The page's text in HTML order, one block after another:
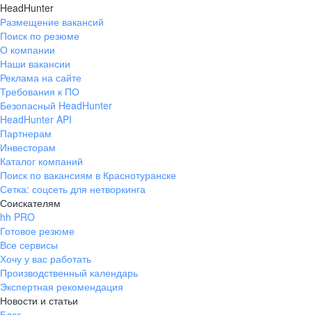
HeadHunter
Размещение вакансий
Поиск по резюме
О компании
Наши вакансии
Реклама на сайте
Требования к ПО
Безопасный HeadHunter
HeadHunter API
Партнерам
Инвесторам
Каталог компаний
Поиск по вакансиям в Краснотуранске
Сетка: соцсеть для нетворкинга
Соискателям
hh PRO
Готовое резюме
Все сервисы
Хочу у вас работать
Производственный календарь
Экспертная рекомендация
Новости и статьи